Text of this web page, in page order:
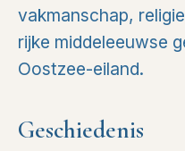
vakmanschap,
rijke middeleeuwse
Oostzee-eiland.
Geschiedenis